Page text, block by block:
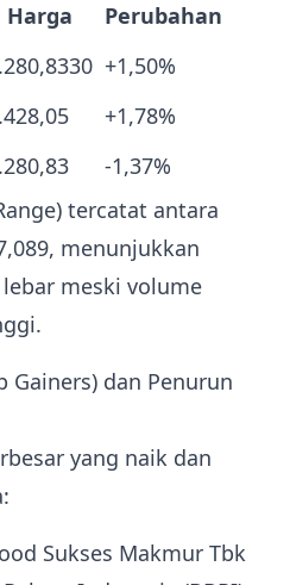
Harga
Perubahan
+1,50%
+1,78%
-1,37%
tercatat antara
menunjukkan
meski volume
Gainers) dan Penurun
yang naik dan
Sukses Makmur Tbk